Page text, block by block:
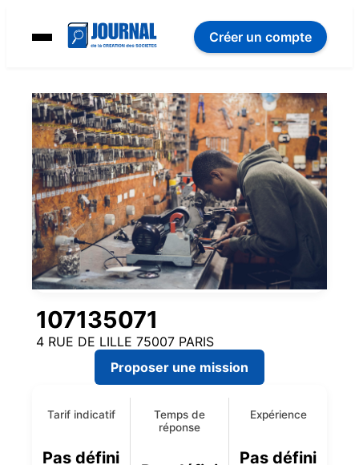
Créer un compte
107135071
4 RUE DE LILLE 75007 PARIS
Proposer une mission
Tarif indicatif
Pas défini
Temps de
réponse
Expérience
Pas défini